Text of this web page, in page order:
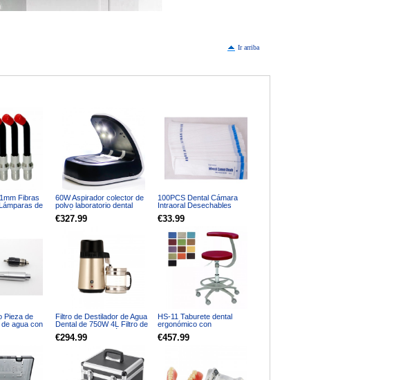
Ir arriba
Fibras
de
60W Aspirador colector de
polvo laboratorio dental
portátil con luz LED
€327.99
100PCS Dental Cámara
Intraoral Desechables
€33.99
Pieza de
agua con
Filtro de Destilador de Agua
Dental de 750W 4L Filtro de
Agua Destilada Máquina de
destilación de acero
€294.99
HS-11 Taburete dental
ergonómico con
montar para higienista
€457.99